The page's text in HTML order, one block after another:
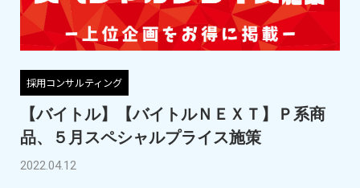
採用コンサルティング
【バイトル】【バイトルＮＥＸＴ】Ｐ系商
品、５月スペシャルプライス施策
2022.04.12